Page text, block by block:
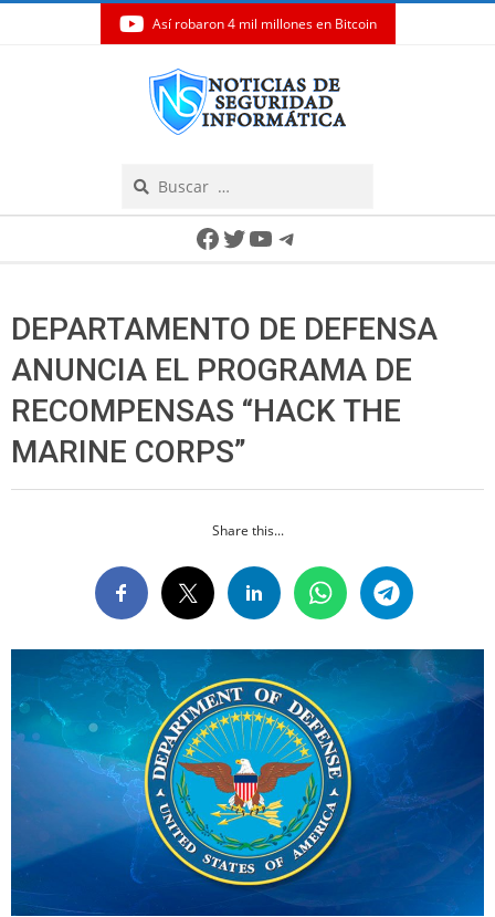
Así robaron 4 mil millones en Bitcoin
Facebook
Twitter
YouTube
Telegram
DEPARTAMENTO DE DEFENSA
ANUNCIA EL PROGRAMA DE
RECOMPENSAS “HACK THE
MARINE CORPS”
Share this...